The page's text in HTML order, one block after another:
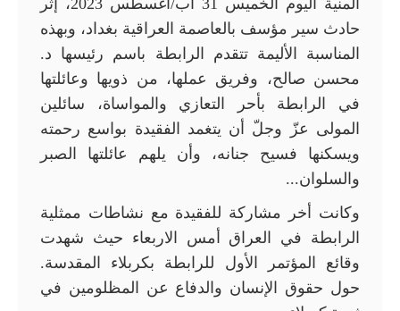
حادث سير مؤسف بالعاصمة العراقية بغداد، وبهذه
المناسبة الأليمة تتقدم الرابطة باسم رئيسها د.
محسن صالح، وفريق عملها، من ذويها وعائلتها
في الرابطة بأحر التعازي والمواساة، سائلين
المولى عزّ وجلّ أن يتغمد الفقيدة بواسع رحمته
ويسكنها فسيح جنانه، وأن يلهم عائلتها الصبر
والسلوان...
وكانت أخر مشاركة للفقيدة مع نشاطات ممثلية
الرابطة في العراق أمس الاربعاء حيث شهدت
وقائع المؤتمر الأول للرابطة بكربلاء المقدسة.
حول حقوق الإنسان والدفاع عن المظلومين في